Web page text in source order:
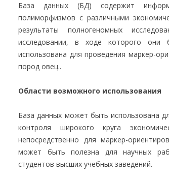
База данных (БД) содержит
полиморфизмов с различными
результаты полногеномных
исследовании, в ходе которого
использована для проведения маркер-
пород овец..
Области возможного использования
База данных может быть использована
контроля широкого круга
непосредственно для маркер-
может быть полезна для научных
студентов высших учебных заведений.